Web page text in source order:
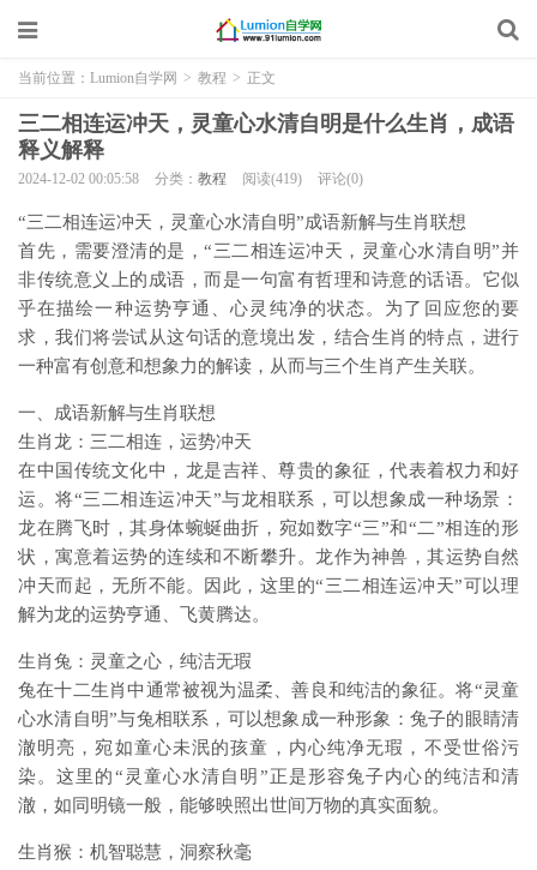
当前位置： Lumion自学网 > 教程 > 正文
三二相连运冲天，灵童心水清自明是什么生肖，成语
释义解释
2024-12-02 00:05:58 分类： 教程 阅读(419) 评论(0)
“三二相连运冲天，灵童心水清自明”成语新解与生肖联想
首先，需要澄清的是，“三二相连运冲天，灵童心水清自明”并
非传统意义上的成语，而是一句富有哲理和诗意的话语。它似
乎在描绘一种运势亨通、心灵纯净的状态。为了回应您的要
求，我们将尝试从这句话的意境出发，结合生肖的特点，进行
一种富有创意和想象力的解读，从而与三个生肖产生关联。
一、成语新解与生肖联想
生肖龙：三二相连，运势冲天
在中国传统文化中，龙是吉祥、尊贵的象征，代表着权力和好
运。将“三二相连运冲天”与龙相联系，可以想象成一种场景：
龙在腾飞时，其身体蜿蜒曲折，宛如数字“三”和“二”相连的形
状，寓意着运势的连续和不断攀升。龙作为神兽，其运势自然
冲天而起，无所不能。因此，这里的“三二相连运冲天”可以理
解为龙的运势亨通、飞黄腾达。
生肖兔：灵童之心，纯洁无瑕
兔在十二生肖中通常被视为温柔、善良和纯洁的象征。将“灵童
心水清自明”与兔相联系，可以想象成一种形象：兔子的眼睛清
澈明亮，宛如童心未泯的孩童，内心纯净无瑕，不受世俗污
染。这里的“灵童心水清自明”正是形容兔子内心的纯洁和清
澈，如同明镜一般，能够映照出世间万物的真实面貌。
生肖猴：机智聪慧，洞察秋毫